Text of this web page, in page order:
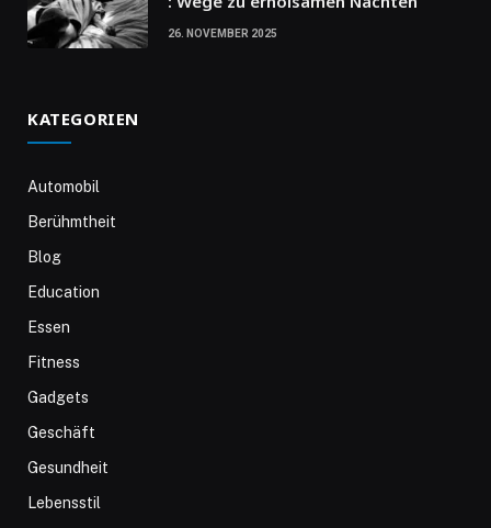
26. NOVEMBER 2025
KATEGORIEN
Automobil
Berühmtheit
Blog
Education
Essen
Fitness
Gadgets
Geschäft
Gesundheit
Lebensstil